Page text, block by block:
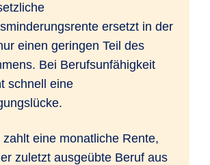
ersetzt in der
einen geringen Teil des
Bei Berufsunfähigkeit
schnell eine
zahlt eine monatliche Rente,
zuletzt ausgeübte Beruf aus